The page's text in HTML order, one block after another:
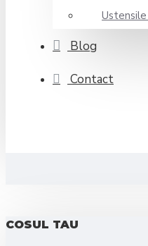
Blog
Contact
COSUL TAU